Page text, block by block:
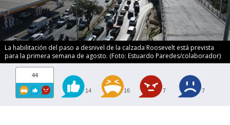
La habilitación del paso a desnivel de la calzada Roosevelt está prevista
para la primera semana de agosto. (Foto: Estuardo Paredes/colaborador)
44
14 16 7 7